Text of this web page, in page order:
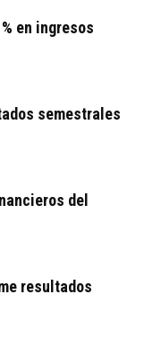
en ingresos
semestrales
del
resultados